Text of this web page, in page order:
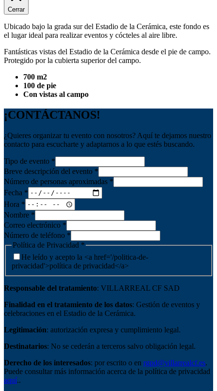
Cerrar
Ubicado bajo la grada sur del Estadio de la Cerámica, este fondo es
el lugar ideal para realizar eventos y cócteles al aire libre.
Fantásticas vistas del Estadio de la Cerámica desde el pie de campo.
Protegido por la cubierta superior del campo.
700 m2
100 de pie
Con vistas al campo
¡CONTÁCTANOS!
¿Quieres organizar tu evento con nosotros? Aquí te dejamos nuestro
contacto para escucharte y adaptarnos a lo que estés buscando.
Tipo de evento *
Breve descripción del evento *
Número de personas aproximadas *
Fecha *
Hora *
Nombre *
Correo electrónico *
Número de teléfono *
Política de Privacidad *
He leído y acepto la <a href='/politica-de-
privacidad'>política de privacidad</a>
Responsable del tratamiento: VILLARREAL CF SAD
Finalidad en el tratamiento de los datos: Gestión de eventos y
celebraciones en el Estadio de la Cerámica.
Legitimación: autorización expresa y cumplimiento legal.
Destinatarios: No se cederán a terceros salvo obligación legal.
Derecho de los interesados: por escrito o en rgpd@villarrealcf.es.
Puede consultar más información acerca de la política de privacidad
aquí..